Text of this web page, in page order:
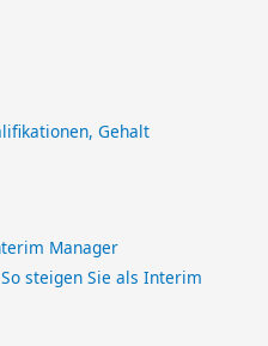
Gehalt
steigen Sie als Interim